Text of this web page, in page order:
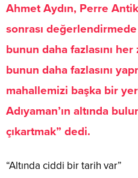
Ahmet Aydın, Perre
sonrası
bunun daha fazlasını
bunun daha fazlasını
mahallemizi başka bir
Adıyaman’ın altında
çıkartmak” dedi.
“Altında ciddi bir tarih var”